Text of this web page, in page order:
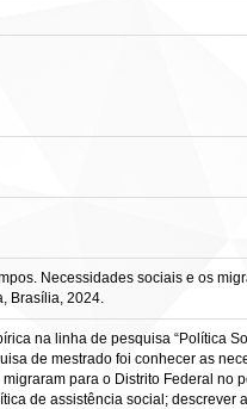
Necessidades sociais e os
Brasília, 2024.
na linha de pesquisa “Política
de mestrado foi conhecer as
para o Distrito Federal no
de assistência social;